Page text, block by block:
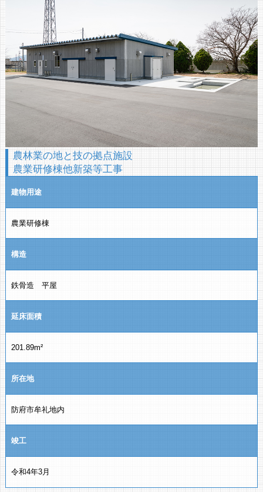
農林業の地と技の拠点施設
農業研修棟他新築等工事
建物用途
農業研修棟
構造
鉄骨造 平屋
延床面積
201.89m²
所在地
防府市牟礼地内
竣工
令和4年3月